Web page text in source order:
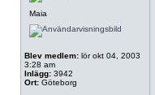
Maia
Blev medlem: lör okt 04, 2003
3:28 am
Inlägg: 3942
Ort: Göteborg